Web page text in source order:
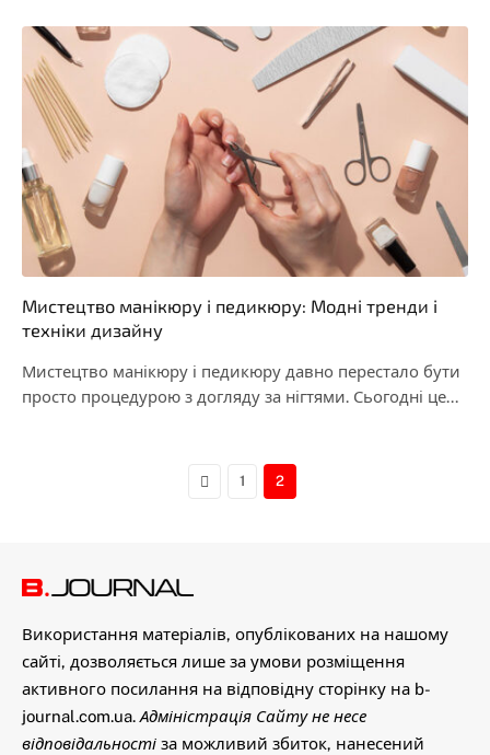
Мистецтво манікюру і педикюру: Модні тренди і
техніки дизайну
Мистецтво манікюру і педикюру давно перестало бути
просто процедурою з догляду за нігтями. Сьогодні це…
Previous
1 2
Використання матеріалів, опублікованих на нашому
сайті, дозволяється лише за умови розміщення
активного посилання на відповідну сторінку на b-
journal.com.ua. Адміністрація Сайту не несе
відповідальності за можливий збиток, нанесений